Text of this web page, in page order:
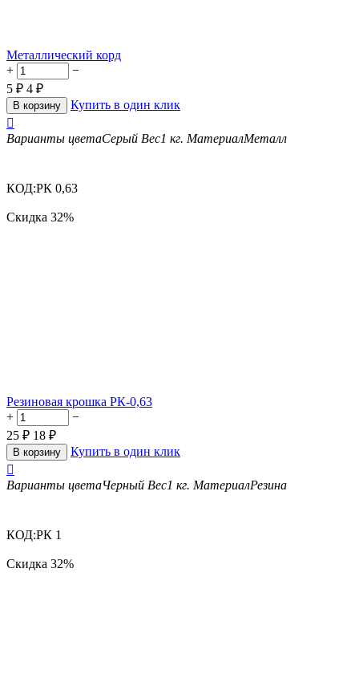
Металлический корд
+
−
5 ₽ 4 ₽
В корзину
Купить в один клик

Варианты цветаСерый Вес1 кг. МатериалМеталл
КОД:РК 0,63
Скидка 32%
Резиновая крошка РК-0,63
+
−
25 ₽ 18 ₽
В корзину
Купить в один клик

Варианты цветаЧерный Вес1 кг. МатериалРезина
КОД:РК 1
Скидка 32%